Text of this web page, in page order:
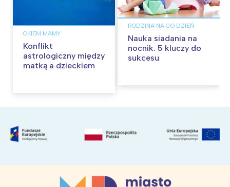
OKIEM MAMY
Konflikt
astrologiczny między
matką a dzieckiem
RODZINA NA CO DZIEŃ
Nauka siadania na
nocnik. 5 kluczy do
sukcesu